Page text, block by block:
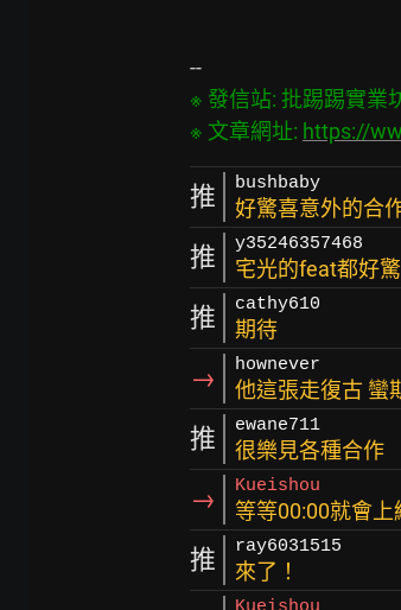
※ 發信站: 批踢踢實業
※ 文章網址: https://
推 bushbaby
好驚喜意外的合
推 y35246357468
宅光的feat都好驚
推 cathy610
期待
→ hownever
他這張走復古 蠻
推 ewane711
很樂見各種合作
→ Kueishou
等等00:00就會上
推 ray6031515
來了！